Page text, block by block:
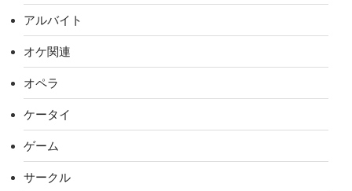
アルバイト
オケ関連
オペラ
ケータイ
ゲーム
サークル